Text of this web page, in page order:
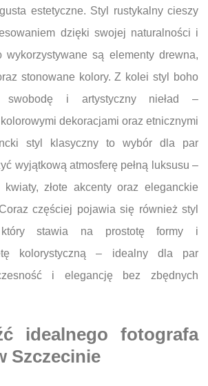
estetyczne. Styl rustykalny cieszy
dzięki swojej naturalności i
wykorzystywane są elementy drewna,
stonowane kolory. Z kolei styl boho
i artystyczny nieład –
dekoracjami oraz etnicznymi
styl klasyczny to wybór dla par
wyjątkową atmosferę pełną luksusu –
złote akcenty oraz eleganckie
częściej pojawia się również styl
który stawia na prostotę formy i
kolorystyczną – idealny dla par
i elegancję bez zbędnych
idealnego fotografa
Szczecinie